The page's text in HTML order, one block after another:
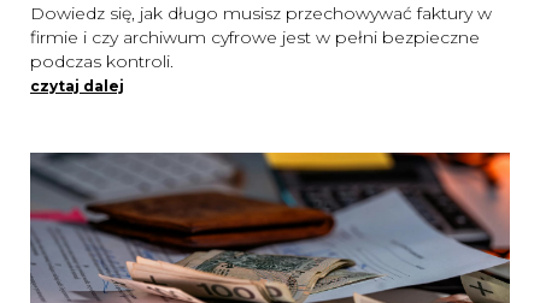
Dowiedz się, jak długo musisz przechowywać faktury w
firmie i czy archiwum cyfrowe jest w pełni bezpieczne
podczas kontroli.
czytaj dalej